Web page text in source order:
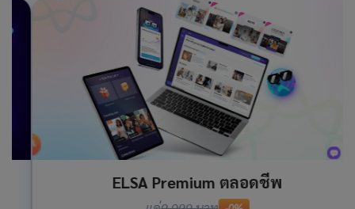
ELSA Premium ตลอดชีพ